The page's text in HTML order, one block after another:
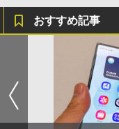
おすすめ記事